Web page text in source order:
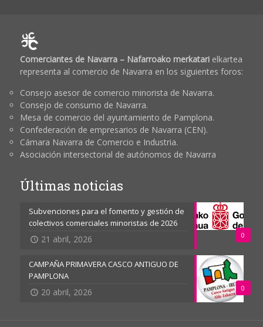
Comerciantes de Navarra – Nafarroako merkatarielkartea
representa al comercio de Navarra en los siguientes foros:
Consejo asesor de comercio minorista de Navarra.
Consejo de consumo de Navarra.
Mesa de comercio del ayuntamiento de Pamplona.
Confederación de empresarios de Navarra (CEN).
Cámara Navarra de Comercio e Industria.
Asociación intersectorial de autónomos de Navarra
Últimas noticias
0
Subvenciones para el fomento y gestión de
colectivos comerciales minoristas de 2026
21 abril, 2026
0
CAMPAÑA PRIMAVERA CASCO ANTIGUO DE
PAMPLONA
20 abril, 2026